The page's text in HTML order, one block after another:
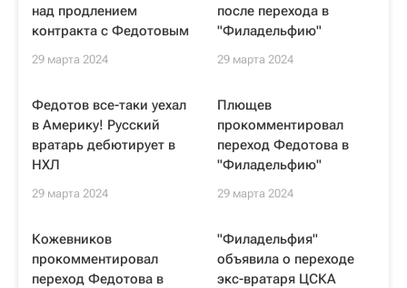
над продлением
контракта с Федотовым
29 марта 2024
после перехода в
"Филадельфию"
29 марта 2024
Федотов все-таки уехал
в Америку! Русский
вратарь дебютирует в
НХЛ
29 марта 2024
Плющев
прокомментировал
переход Федотова в
"Филадельфию"
29 марта 2024
Кожевников
прокомментировал
переход Федотова в
"Филадельфия"
объявила о переходе
экс-вратаря ЦСКА